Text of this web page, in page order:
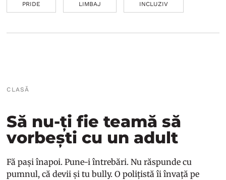
PRIDE LIMBAJ INCLUZIV
CLASĂ
Să nu-ți fie teamă să
vorbești cu un adult
Fă pași înapoi. Pune-i întrebări. Nu răspunde cu
pumnul, că devii și tu bully. O polițistă îi învață pe